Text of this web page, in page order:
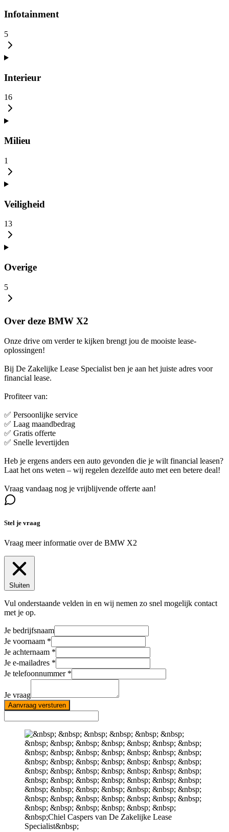
Infotainment
5
Interieur
16
Milieu
1
Veiligheid
13
Overige
5
Over deze BMW X2
Onze drive om verder te kijken brengt jou de mooiste lease-
oplossingen!
Bij De Zakelijke Lease Specialist ben je aan het juiste adres voor
financial lease.
Profiteer van:
✅ Persoonlijke service
✅ Laag maandbedrag
✅ Gratis offerte
✅ Snelle levertijden
Heb je ergens anders een auto gevonden die je wilt financial leasen?
Laat het ons weten – wij regelen dezelfde auto met een betere deal!
Vraag vandaag nog je vrijblijvende offerte aan!
Stel je vraag
Vraag meer informatie over de BMW X2
Sluiten
Vul onderstaande velden in en wij nemen zo snel mogelijk contact
met je op.
Je bedrijfsnaam
Je voornaam
Je achternaam
Je e-mailadres
Je telefoonnummer
Je vraag
Aanvraag versturen